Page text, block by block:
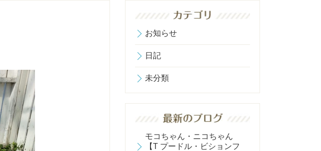
お知らせ
日記
未分類
モコちゃん・ニコちゃん
【T プードル・ビションフ